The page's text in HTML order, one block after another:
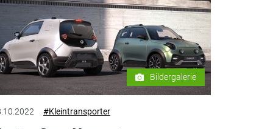
Bildergalerie
#Kleintransporter